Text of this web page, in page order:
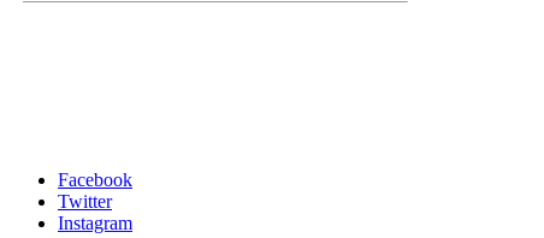
Facebook
Twitter
Instagram